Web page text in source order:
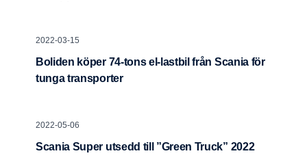
2022-03-15
Boliden köper 74-tons el-lastbil från Scania för
tunga transporter
2022-05-06
Scania Super utsedd till ”Green Truck” 2022